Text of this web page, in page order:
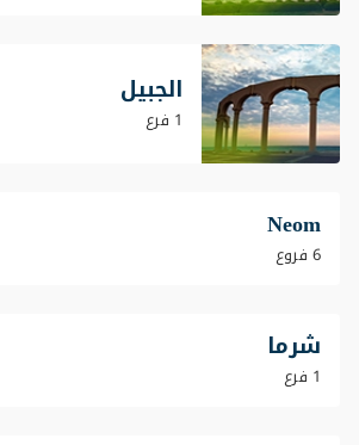
الجبيل
1 فرع
Neom
6 فروع
شرما
1 فرع